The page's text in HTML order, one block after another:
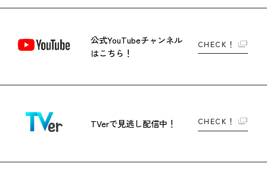
公式YouTubeチャンネル
はこちら！
CHECK！
TVerで見逃し配信中！ CHECK！